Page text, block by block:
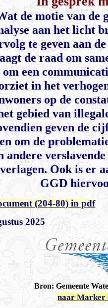
de motie van de
aan het licht
te geven aan
de raad om
om een
in het
op de
gebied van
geven de
om de
andere
Ook is er
GGD
(204-80) in pdf
2025
Bron: Gemeente
naar Marker